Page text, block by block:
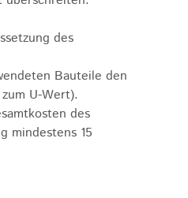
des
Bauteile den
U-Wert).
des
mindestens 15